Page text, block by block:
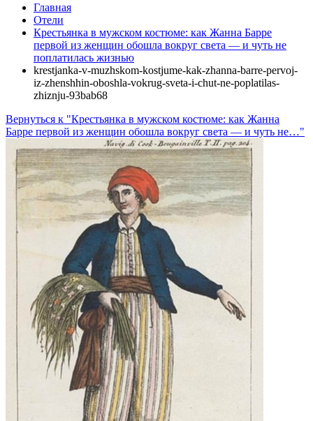
Главная
Отели
Крестьянка в мужском костюме: как Жанна Барре
первой из женщин обошла вокруг света — и чуть не
поплатилась жизнью
krestjanka-v-muzhskom-kostjume-kak-zhanna-barre-pervoj-
iz-zhenshhin-oboshla-vokrug-sveta-i-chut-ne-poplatilas-
zhiznju-93bab68
Вернуться к "Крестьянка в мужском костюме: как Жанна
Барре первой из женщин обошла вокруг света — и чуть не…"